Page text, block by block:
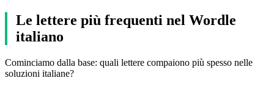
Le lettere più frequenti nel Wordle
italiano
Cominciamo dalla base: quali lettere compaiono più spesso nelle
soluzioni italiane?